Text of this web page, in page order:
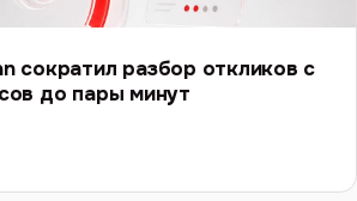
сократил разбор откликов с
до пары минут